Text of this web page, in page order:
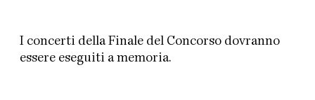
I concerti della Finale del Concorso dovranno
essere eseguiti a memoria.